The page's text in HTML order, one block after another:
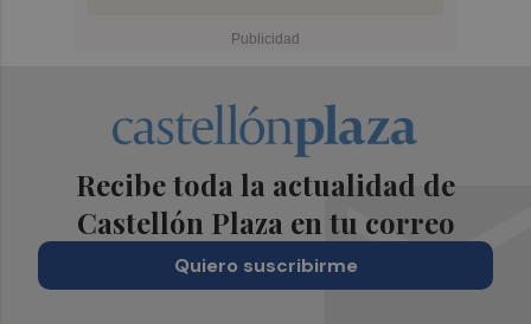
Recibe toda la actualidad de
Castellón Plaza en tu correo
Quiero suscribirme